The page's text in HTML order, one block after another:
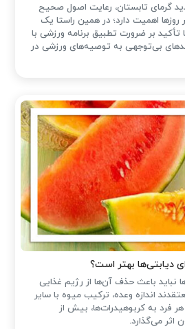
گرمای تابستان، رعایت اصول صحیح
اهمیت دارد؛ در همین راستا یک
بر ضرورت تطبیق برنامه ورزشی با
بی‌توجهی به توصیه‌های ورزشی در
دیابتی‌ها بهتر است؟
نباید باعث حذف آن‌ها از رژیم غذایی
اندازه وعده، ترکیب میوه با سایر
فرد به کربوهیدرات‌ها، بیش از
اثر می‌گذارد.